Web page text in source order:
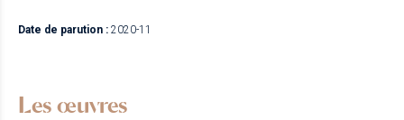
Date de parution : 2020-11
Les œuvres